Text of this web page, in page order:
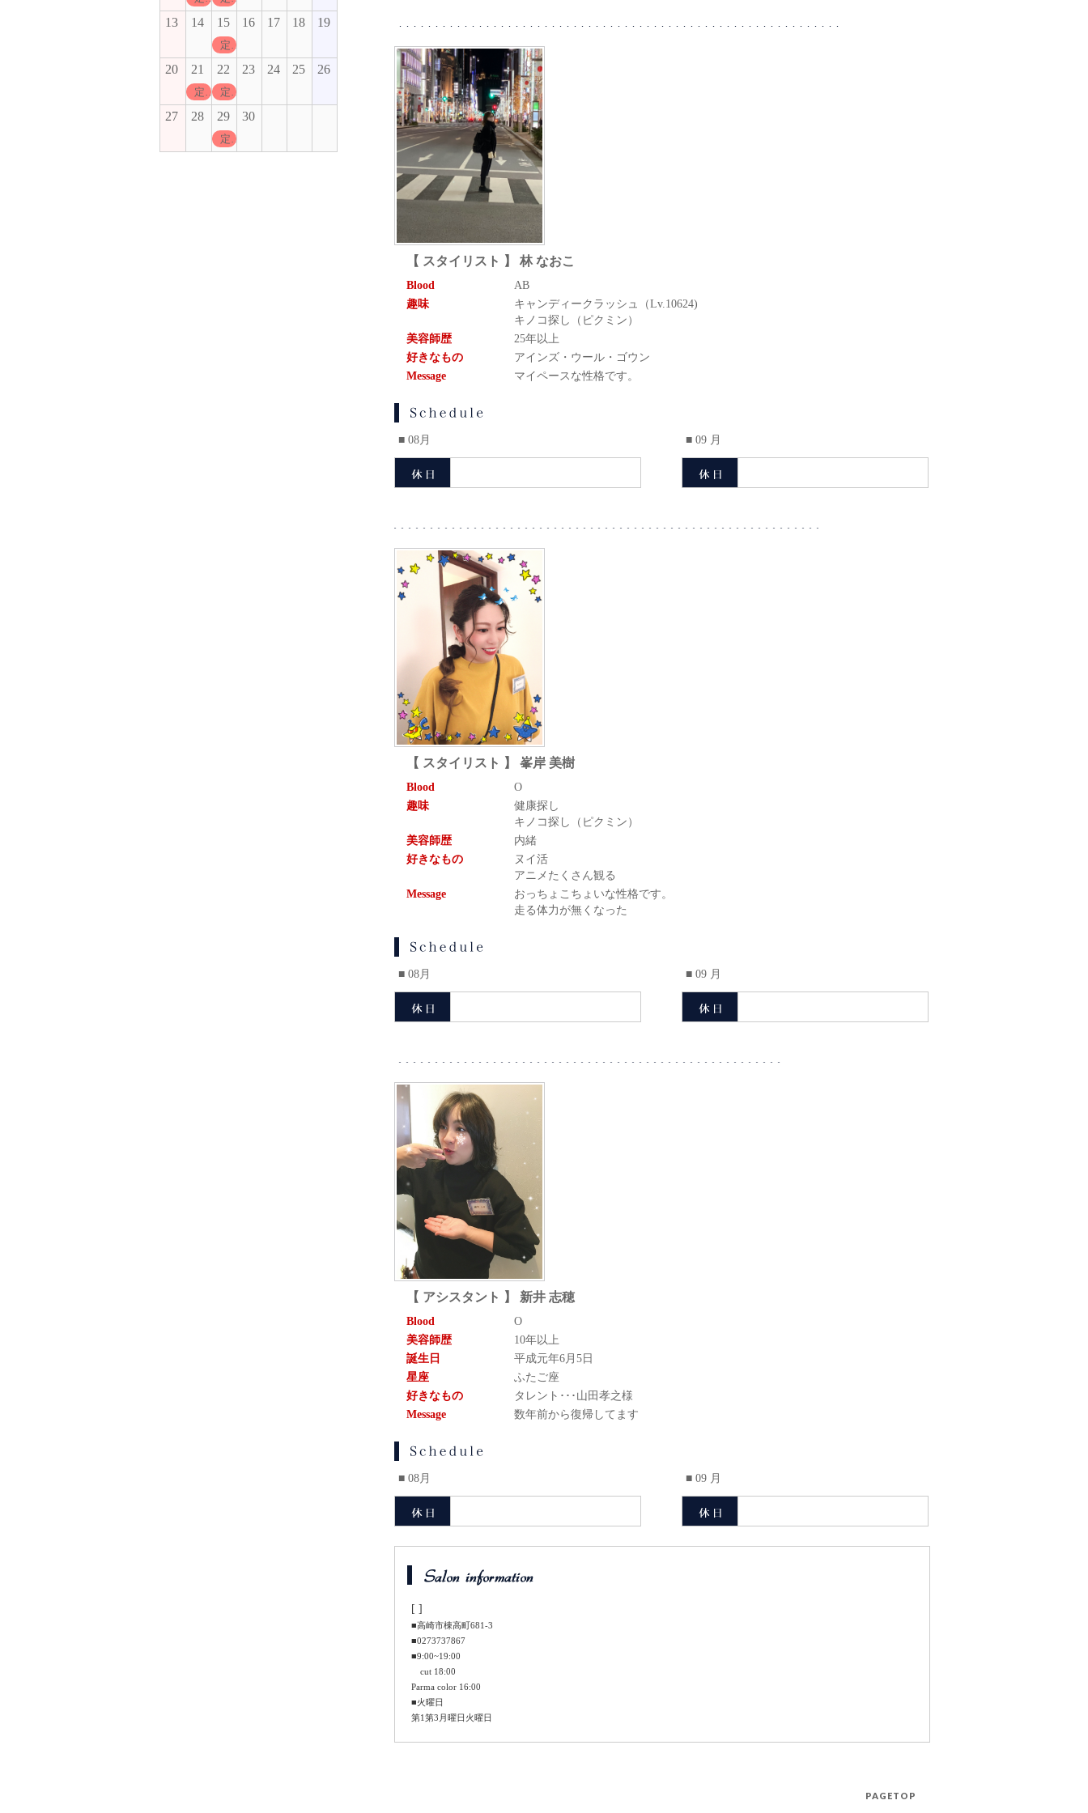
【 スタイリスト 】 林 なおこ
Blood
AB
趣味
キャンディークラッシュ（Lv.10624)
キノコ探し（ピクミン）
美容師歴
25年以上
好きなもの
アインズ・ウール・ゴウン
Message
マイペースな性格です。
■ 08月 ■ 09 月
【 スタイリスト 】 峯岸 美樹
Blood
O
趣味
健康探し
キノコ探し（ピクミン）
美容師歴
内緒
好きなもの
ヌイ活
アニメたくさん観る
Message
おっちょこちょいな性格です。
走る体力が無くなった
■ 08月 ■ 09 月
【 アシスタント 】 新井 志穂
Blood
O
美容師歴
10年以上
誕生日
平成元年6月5日
星座
ふたご座
好きなもの
タレント･･･山田孝之様
Message
数年前から復帰してます
■ 08月 ■ 09 月
[ ]
■高崎市棟高町681-3
■0273737867
■9:00~19:00
cut 18:00
Parma color 16:00
■火曜日
第1第3月曜日火曜日
13 14 15
定休日
16 17 18 19
20 21
定休日
22
定休日
23 24 25 26
27 28 29
定休日
30
PAGETOP